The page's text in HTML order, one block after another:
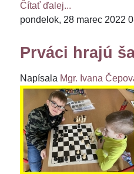
Čítať ďalej...
pondelok, 28 marec 2022
Prváci hrajú
Napísala Mgr. Ivana